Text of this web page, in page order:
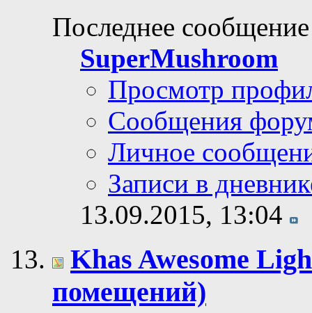
Последнее
SuperMushroom
Просмотр
Сообщения
Личное
Записи в
13.09.2015, 13:04
Khas Awesome
помещений)